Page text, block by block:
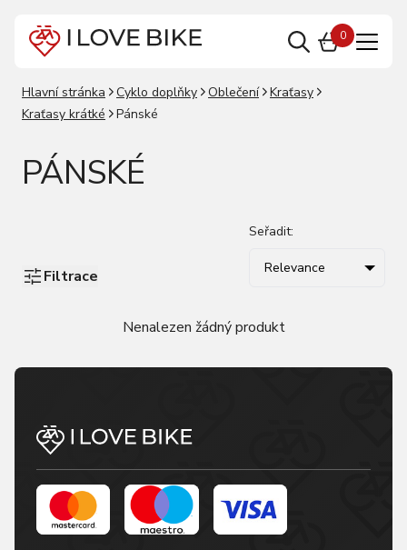
0
Hlavní stránka Cyklo doplňky Oblečení
Kraťasy
Kraťasy krátké
Pánské
PÁNSKÉ
Filtrace
Seřadit:
Relevance
Nenalezen žádný produkt